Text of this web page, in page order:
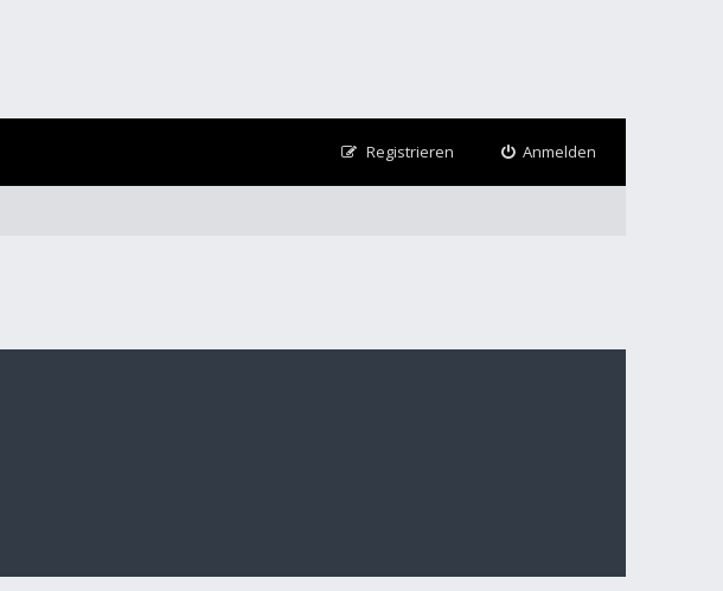
Anmelden
Registrieren